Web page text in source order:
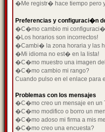
�Me registr� hace tiempo pero
Preferencias y configuraci�n
�C�mo cambio mi
�Los horarios son incorrectos!
�Cambi� la zona horaria y las
�Mi idioma no est� en la lista!
�C�mo muestro una imagen
�C�mo cambio mi rango?
Cuando pulso en el enlace para
Problemas con los mensajes
�C�mo creo un mensaje en un
�C�mo modifico o borro un
�C�mo adoso mi firma a mis
�C�mo creo una encuesta?